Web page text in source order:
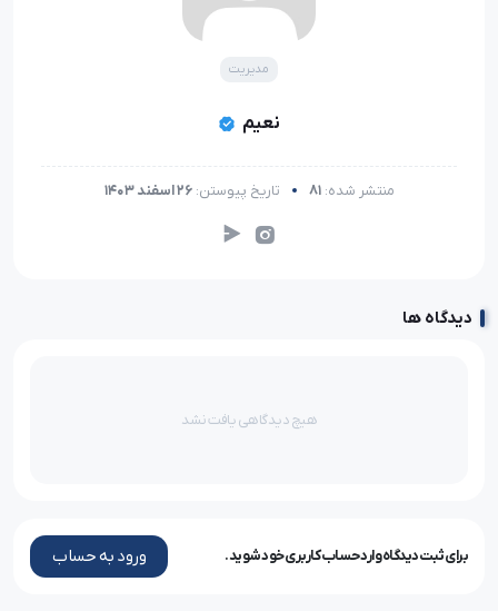
مدیریت
نعیم
منتشر شده: 81 تاریخ پیوستن: 26 اسفند 1403
دیدگاه ها
هیچ دیدگاهی یافت نشد
برای ثبت دیدگاه وارد حساب کاربری خود شوید. ورود به حساب